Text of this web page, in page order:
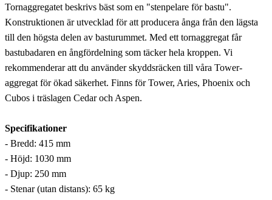
Tornaggregatet beskrivs bäst som en "stenpelare för bastu".
Konstruktionen är utvecklad för att producera ånga från den lägsta
till den högsta delen av basturummet. Med ett tornaggregat får
bastubadaren en ångfördelning som täcker hela kroppen. Vi
rekommenderar att du använder skyddsräcken till våra Tower-
aggregat för ökad säkerhet. Finns för Tower, Aries, Phoenix och
Cubos i träslagen Cedar och Aspen.
Specifikationer
- Bredd: 415 mm
- Höjd: 1030 mm
- Djup: 250 mm
- Stenar (utan distans): 65 kg